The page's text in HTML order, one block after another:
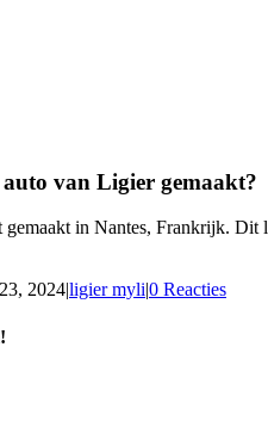
van Ligier gemaakt?
in Nantes, Frankrijk.
2024|ligier myli|0 Reacties